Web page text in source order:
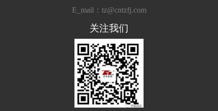
E_mail：tz@cntzfj.com
关注我们